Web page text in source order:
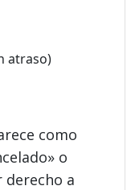
atraso)
como
o
derecho a